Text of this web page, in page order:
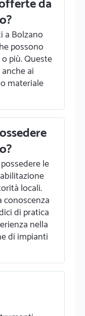
da
a Bolzano
possono
più. Queste
ai
materiale
le
locali.
di pratica
nella
di impianti